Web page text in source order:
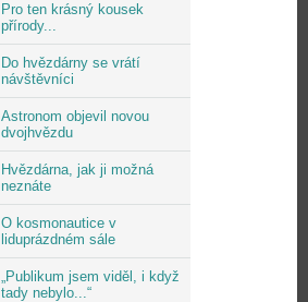
Pro ten krásný kousek
přírody...
Do hvězdárny se vrátí
návštěvníci
Astronom objevil novou
dvojhvězdu
Hvězdárna, jak ji možná
neznáte
O kosmonautice v
liduprázdném sále
„Publikum jsem viděl, i když
tady nebylo...“